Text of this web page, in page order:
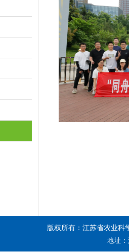
版权所有：江苏省农业科
地址